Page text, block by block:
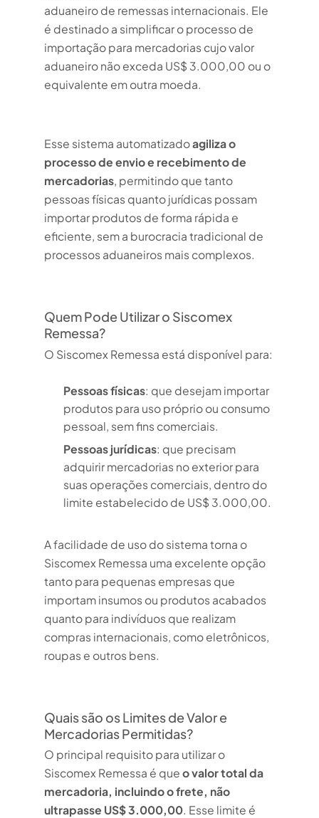
aduaneiro de remessas internacionais. Ele
é destinado a simplificar o processo de
importação para mercadorias cujo valor
aduaneiro não exceda US$ 3.000,00 ou o
equivalente em outra moeda.
Esse sistema automatizadoagiliza o
processo de envio e recebimento de
mercadorias, permitindo que tanto
pessoas físicas quanto jurídicas possam
importar produtos de forma rápida e
eficiente, sem a burocracia tradicional de
processos aduaneiros mais complexos.
Quem Pode Utilizar o Siscomex
Remessa?
O Siscomex Remessa está disponível para:
Pessoas físicas: que desejam importar
produtos para uso próprio ou consumo
pessoal, sem fins comerciais.
Pessoas jurídicas: que precisam
adquirir mercadorias no exterior para
suas operações comerciais, dentro do
limite estabelecido de US$ 3.000,00.
A facilidade de uso do sistema torna o
Siscomex Remessa uma excelente opção
tanto para pequenas empresas que
importam insumos ou produtos acabados
quanto para indivíduos que realizam
compras internacionais, como eletrônicos,
roupas e outros bens.
Quais são os Limites de Valor e
Mercadorias Permitidas?
O principal requisito para utilizar o
Siscomex Remessa é queo valor total da
mercadoria, incluindo o frete, não
ultrapasse US$ 3.000,00. Esse limite é